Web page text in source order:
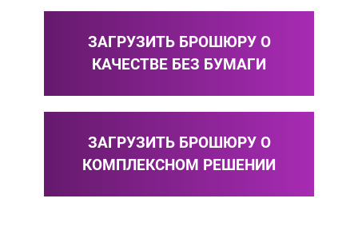
ЗАГРУЗИТЬ БРОШЮРУ О
КАЧЕСТВЕ БЕЗ БУМАГИ
ЗАГРУЗИТЬ БРОШЮРУ О
КОМПЛЕКСНОМ РЕШЕНИИ